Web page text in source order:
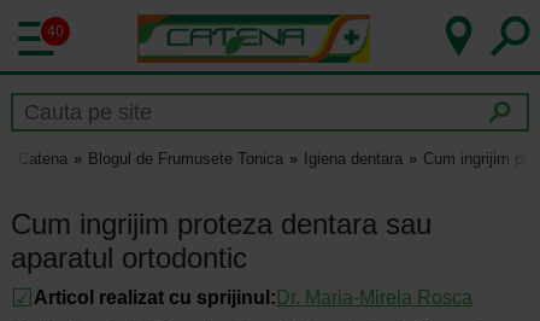
40
Catena Blogul de Frumusete Tonica Igiena dentara Cum ingrijim
Cum ingrijim proteza dentara sau
aparatul ortodontic
Articol realizat cu sprijinul: Dr. Maria-Mirela Rosca